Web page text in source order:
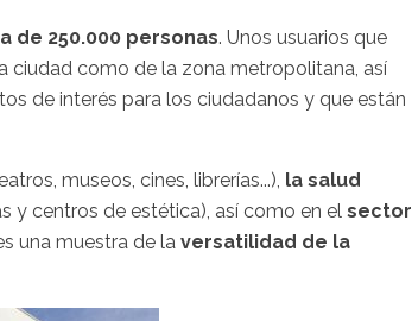
de 250.000 personas. Unos usuarios que
ciudad como de la zona metropolitana, así
de interés para los ciudadanos y que están
museos, cines, librerías...), la salud
y centros de estética), así como en el sector
una muestra de la versatilidad de la